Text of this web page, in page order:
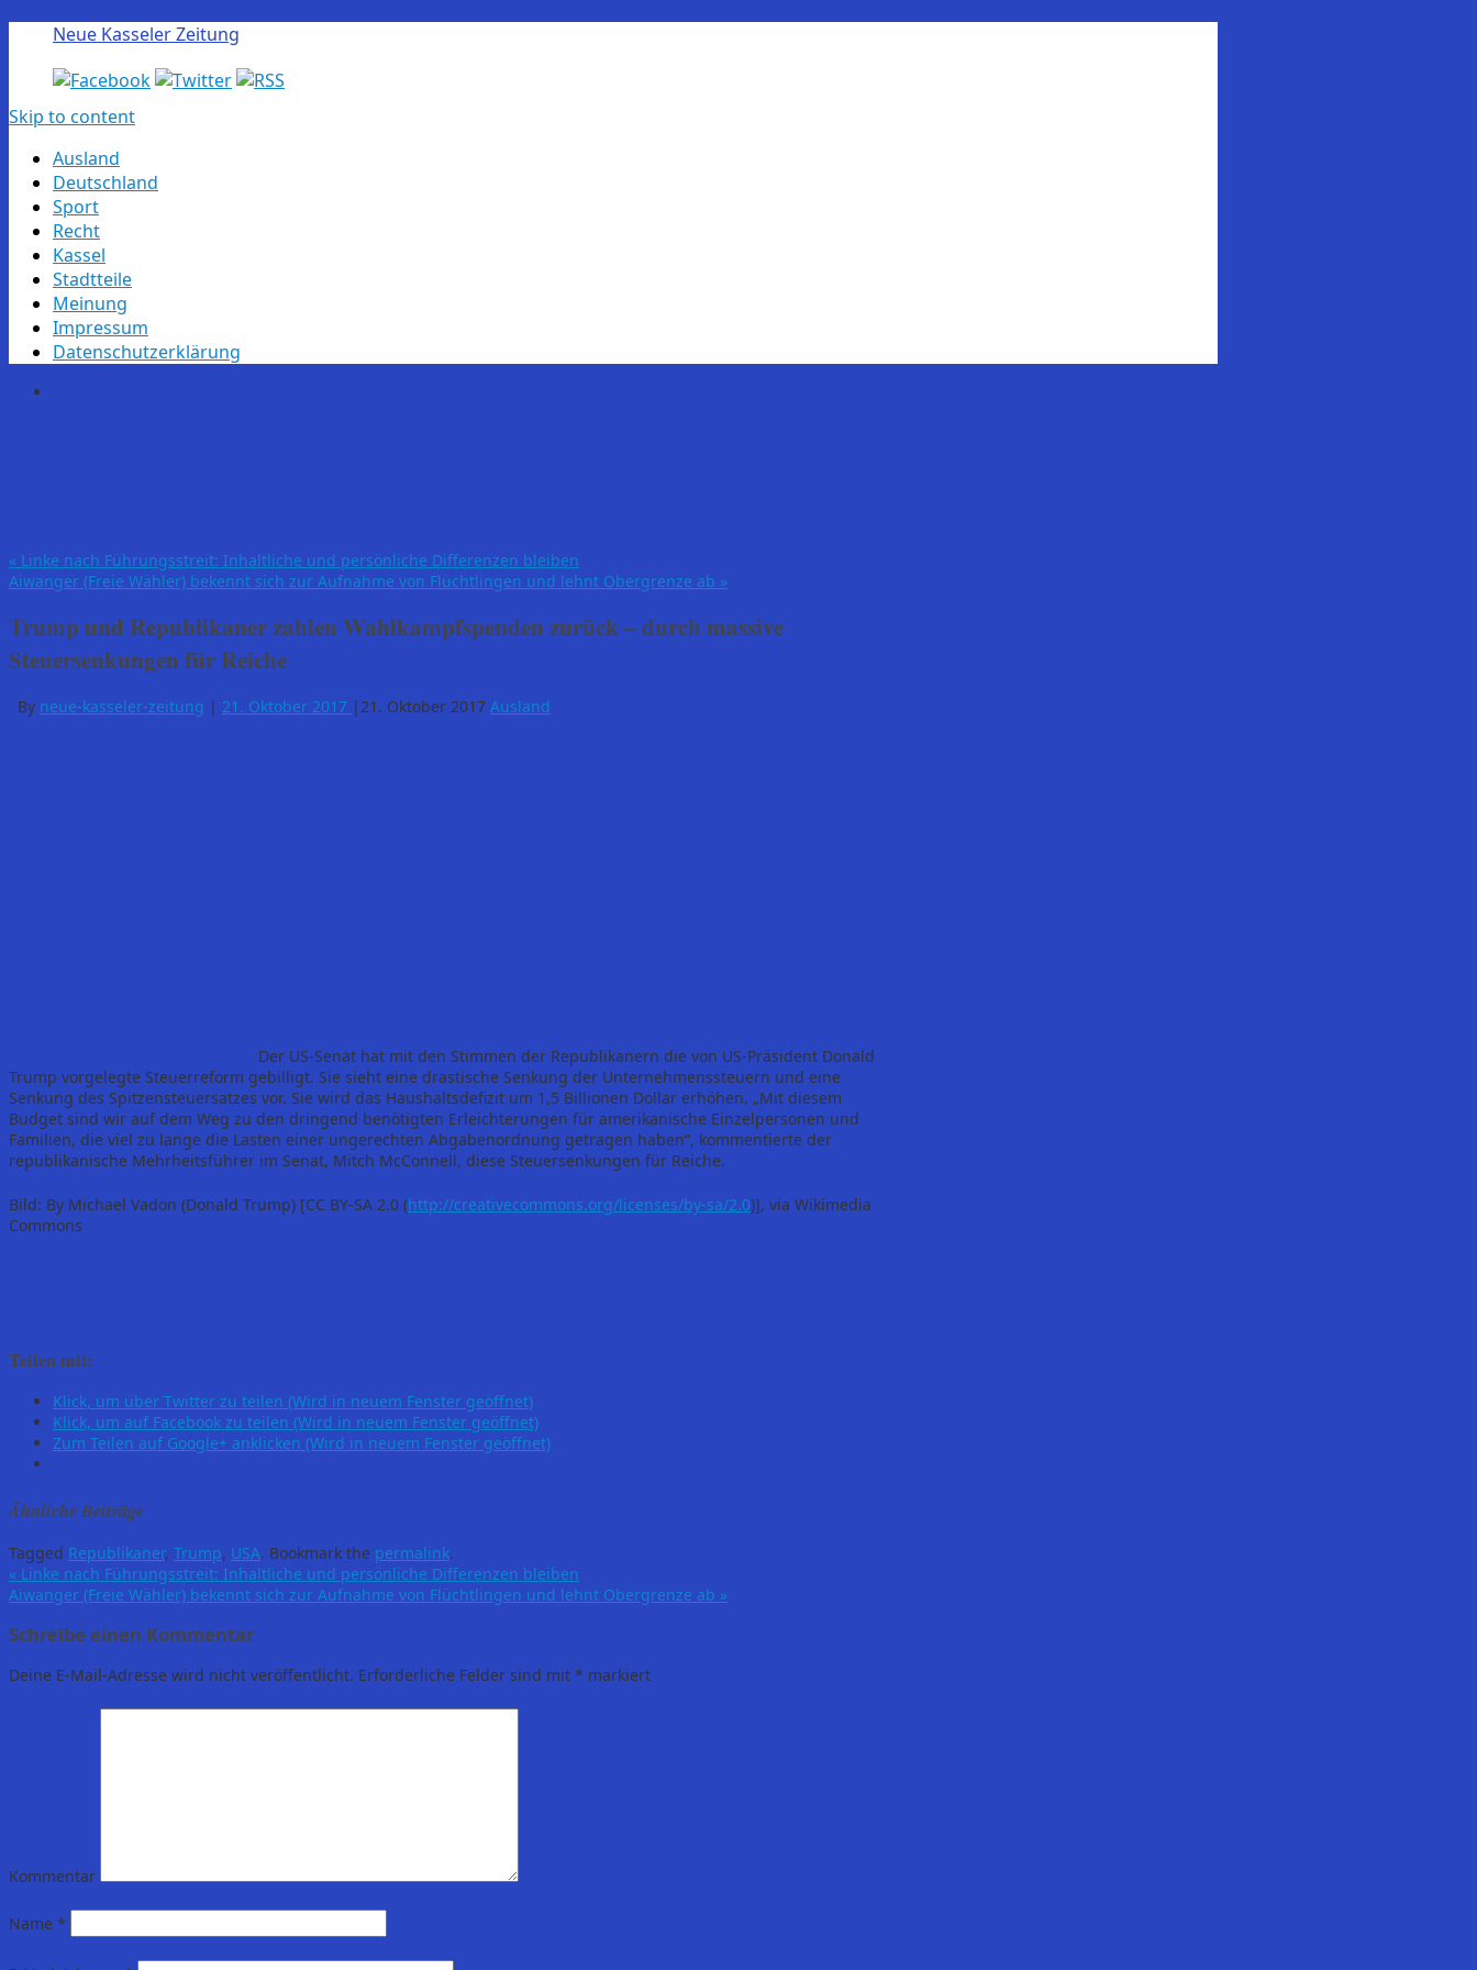
Neue Kasseler Zeitung
Skip to content
Ausland
Deutschland
Sport
Recht
Kassel
Stadtteile
Meinung
Impressum
Datenschutzerklärung
« Linke nach Führungsstreit: Inhaltliche und persönliche Differenzen bleiben
Aiwanger (Freie Wähler) bekennt sich zur Aufnahme von Flüchtlingen und lehnt Obergrenze ab »
Trump und Republikaner zahlen Wahlkampfspenden zurück – durch massive
Steuersenkungen für Reiche
By neue-kasseler-zeitung | 21. Oktober 2017 |21. Oktober 2017 Ausland
Der US-Senat hat mit den Stimmen der Republikanern die von US-Präsident Donald
Trump vorgelegte Steuerreform gebilligt. Sie sieht eine drastische Senkung der Unternehmenssteuern und eine
Senkung des Spitzensteuersatzes vor. Sie wird das Haushaltsdefizit um 1,5 Billionen Dollar erhöhen. „Mit diesem
Budget sind wir auf dem Weg zu den dringend benötigten Erleichterungen für amerikanische Einzelpersonen und
Familien, die viel zu lange die Lasten einer ungerechten Abgabenordnung getragen haben“, kommentierte der
republikanische Mehrheitsführer im Senat, Mitch McConnell, diese Steuersenkungen für Reiche.
Bild: By Michael Vadon (Donald Trump) [CC BY-SA 2.0 (http://creativecommons.org/licenses/by-sa/2.0)], via Wikimedia
Commons
Teilen mit:
Klick, um über Twitter zu teilen (Wird in neuem Fenster geöffnet)
Klick, um auf Facebook zu teilen (Wird in neuem Fenster geöffnet)
Zum Teilen auf Google+ anklicken (Wird in neuem Fenster geöffnet)
Ähnliche Beiträge
Tagged Republikaner, Trump, USA. Bookmark the permalink.
« Linke nach Führungsstreit: Inhaltliche und persönliche Differenzen bleiben
Aiwanger (Freie Wähler) bekennt sich zur Aufnahme von Flüchtlingen und lehnt Obergrenze ab »
Schreibe einen Kommentar
Deine E-Mail-Adresse wird nicht veröffentlicht. Erforderliche Felder sind mit * markiert
Kommentar
Name *